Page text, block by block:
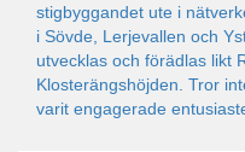
stigbyggandet ute i
i Sövde, Lerjevallen och
utvecklas och förädlas likt
Klosterängshöjden. Tror
varit engagerade